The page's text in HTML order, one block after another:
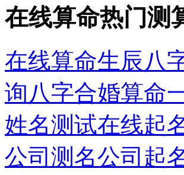
在线算命热门测
在线算命生辰八
询八字合婚算命
姓名测试在线起
公司测名公司起